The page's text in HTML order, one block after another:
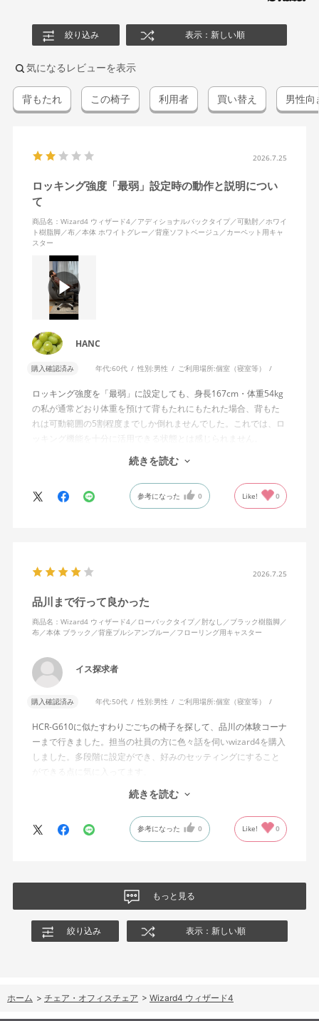
絞り込み 表示：新しい順
気になるレビューを表示
背もたれ この椅子 利用者 買い替え 男性向
2026.7.25
ロッキング強度「最弱」設定時の動作と説明につい
て
商品名：Wizard4 ウィザード4／アディショナルバックタイプ／可動肘／ホワイ
ト樹脂脚／布／本体 ホワイトグレー／背座ソフトベージュ／カーペット用キャ
スター
HANC
購入確認済み 年代:60代 性別:男性 ご利用場所:個室（寝室等）
ロッキング強度を「最弱」に設定しても、身長167cm・体重54kg
の私が通常どおり体重を預けて背もたれにもたれた場合、背もた
れは可動範囲の5割程度までしか倒れませんでした。これでは、ロ
ッキング機能を十分に活用できる状態とは感じられません。
私は勤務先で約11年間、同シリーズのWizard2を使用していま
す。Wizard2にもロッキング強度調整機能が備わっており、最弱に
設定した場合は、通常どおり体重を預けることで背もたれは可動
含めれば私より体重の軽い利用者は数多くいると思われるため、
あれば、ロッキング機能としてどのような使用感を想定している
のか疑問に感じています。
角度でもバランスをとりやすい反力特性に自動調整する機能」と
説明されています。しかし、この機能と、最弱設定でも背もたれ
説明を読んでも理解できませんでした。
問い合わせに対しては、「オートフィットシンクロロッキングの
反力特性を自動調整する機能が働いているため」「Wizard2とは機
構が異なるため、同じ挙動にはならない」との回答をいただきま
強度調整との関係や、最弱設定であっても大きな反力が残る理由
製品自体に不具合があるとは考えていませんが、少なくとも私の
ングの特性や体重による使用感の違いが、より分かりやすく案内
されることを期待します。
続きを読む
参考になった 0 Like! 0
2026.7.25
品川まで行って良かった
商品名：Wizard4 ウィザード4／ローバックタイプ／肘なし／ブラック樹脂脚／
布／本体 ブラック／背座プルシアンブルー／フローリング用キャスター
イス探求者
購入確認済み 年代:50代 性別:男性 ご利用場所:個室（寝室等）
HCR-G610に似たすわりごごちの椅子を探して、品川の体験コーナ
ーまで行きました。担当の社員の方に色々話を伺いwizard4を購入
しました。多段階に設定ができ、好みのセッティングにすること
ができる点に気に入ってます。
しいて言えば、座面がもう少し硬めが好みに近かったなと思いま
す。座面の硬さまで調節出来る機能が有れば完璧だと思います。
続きを読む
参考になった 0 Like! 0
もっと見る
絞り込み 表示：新しい順
ホーム > チェア・オフィスチェア > Wizard4 ウィザード4